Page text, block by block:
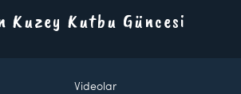
Kuzey Kutbu Güncesi
Videolar